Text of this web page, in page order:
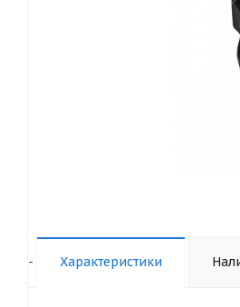
- Характеристики